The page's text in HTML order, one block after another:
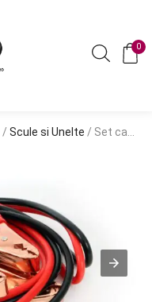
0
/ Scule si Unelte / Set cabluri de pornire auto cu clesti, 400A – 2,5m